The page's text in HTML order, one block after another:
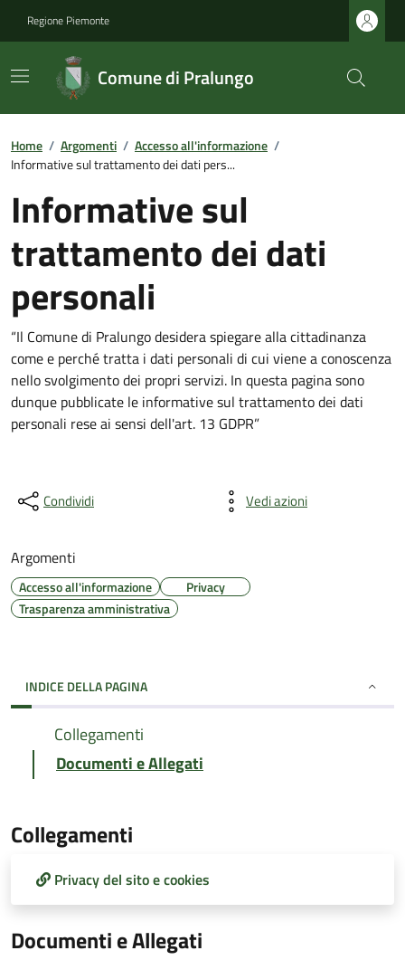
Regione Piemonte
Comune di Pralungo
Home / Argomenti / Accesso all'informazione /
Informative sul trattamento dei dati pers...
Informative sul
trattamento dei dati
personali
“Il Comune di Pralungo desidera spiegare alla cittadinanza
come e perché tratta i dati personali di cui viene a conoscenza
nello svolgimento dei propri servizi. In questa pagina sono
dunque pubblicate le informative sul trattamento dei dati
personali rese ai sensi dell'art. 13 GDPR”
Condividi Vedi azioni
Argomenti
Accesso all'informazione
Privacy
Trasparenza amministrativa
INDICE DELLA PAGINA
Collegamenti
Documenti e Allegati
Collegamenti
Privacy del sito e cookies
Documenti e Allegati